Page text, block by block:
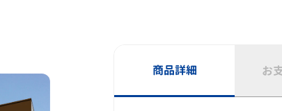
商品詳細 お